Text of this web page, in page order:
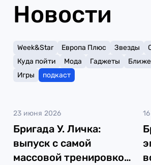
Новости
Week&Star Европа Плюс Звезды
Куда пойти
Мода Гаджеты Ближе
Игры
подкаст
23 июня 2026
Бригада У. Личка:
выпуск с самой
массовой тренировкой